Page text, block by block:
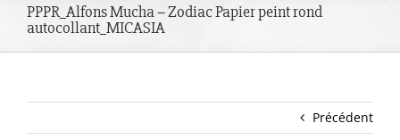
PPPR_Alfons Mucha – Zodiac Papier peint rond
autocollant_MICASIA
Précédent